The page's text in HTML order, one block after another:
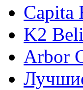
Capita
K2
Arbor